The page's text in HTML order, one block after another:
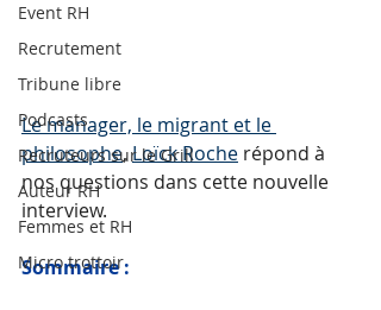
Event RH
Recrutement
Tribune libre
Podcasts
Recruteurs sur le Grill
Auteur RH
Femmes et RH
Micro trottoir
Le manager, le migrant et le
philosophe, Loïck Roche répond à
nos questions dans cette nouvelle
interview.
Sommaire :